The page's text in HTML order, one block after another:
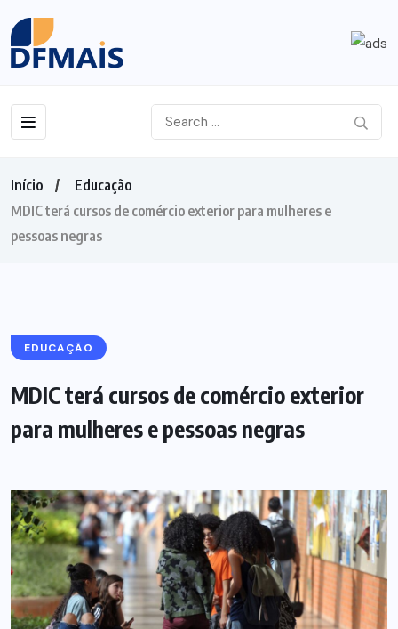
Início
Educação
MDIC terá cursos de comércio exterior para mulheres e
pessoas negras
EDUCAÇÃO
MDIC terá cursos de comércio exterior
para mulheres e pessoas negras